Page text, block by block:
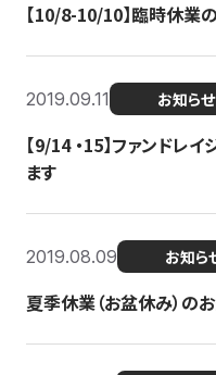
【10/8-10/10】臨時休業
2019.09.11 お知らせ
【9/14 ・15】ファンドレ
ます
2019.08.09 お知ら
夏季休業（お盆休み）の